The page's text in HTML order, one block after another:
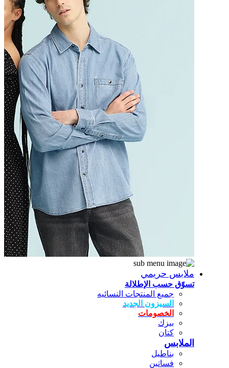
ملابس حريمي
تسوّق حسب الإطلالة
جميع المنتجات النسائيه
السيزون الجديد
الخصومات
بيزك
كتان
الملابس
بناطيل
فساتين